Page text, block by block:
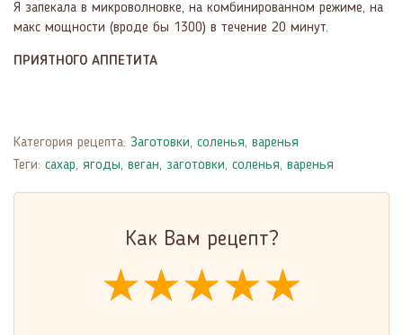
Я запекала в микроволновке, на комбинированном режиме, на
макс мощности (вроде бы 1300) в течение 20 минут.
ПРИЯТНОГО АППЕТИТА
Категория рецепта: Заготовки, соленья, варенья
Теги: сахар, ягоды, веган, заготовки, соленья, варенья
Как Вам рецепт?
★★★★★
★★★★★
★★★★★